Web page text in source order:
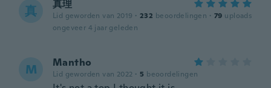
真 真理
Lid geworden van 2019 · 232 beoordelingen · 79 uploads
ongeveer 4 jaar geleden
M Mantho
Lid geworden van 2022 · 5 beoordelingen